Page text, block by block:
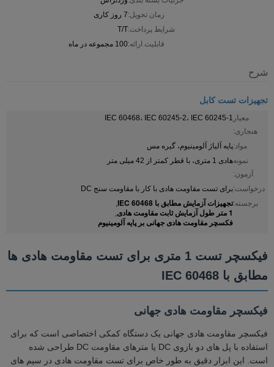
زمان تحویل:7 روز کاری
شرایط پرداخت:T/T
قابلیت ارائه:100 مجموعه در ماه
شرح
تجهیزات تست کابل
معیار
هنجاری:
IEC 60468، IEC 60245-2، IEC 60245-1
مواد:پایه آلیاژ آلومینیوم، گیره مس
نمونه
آزمون:
هادی 1 متری، با قطر کمتر از 42 میلی متر
درخواست:برای تست مقاومت هادی با کار با مقاومت سنج DC
برجسته:تجهیزات آزمایش مطابق با IEC 60468 ,
1 متر طول آزمایش ثابت مقاومت هادی ,
فکسچر مقاومت هادی جهانی بر پایه آلومینیوم
فیکسچر تست 1 متری برای تست مقاومت هادی ها
مطابق با IEC 60468
فیکسچر مقاومت هادی جهانی
فیکسچر مقاومت هادی جهانی یک دستگاه کمکی اختصاصی است که برای
استفاده با پل های دو بازوی DC یا مترهای مقاومت DC طراحی شده
است. این ابزار دقیق به طور خاص برای تست مقاومت هادی در سیم های